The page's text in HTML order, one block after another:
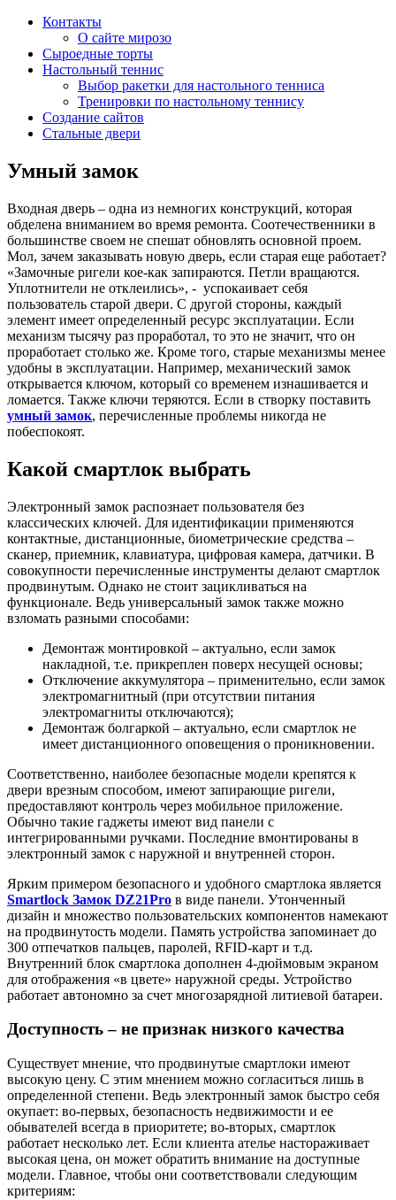
Контакты
О сайте мирозо
Сыроедные торты
Настольный теннис
Выбор ракетки для настольного тенниса
Тренировки по настольному теннису
Создание сайтов
Стальные двери
Умный замок
Входная дверь – одна из немногих конструкций, которая
обделена вниманием во время ремонта. Соотечественники в
большинстве своем не спешат обновлять основной проем.
Мол, зачем заказывать новую дверь, если старая еще работает?
«Замочные ригели кое-как запираются. Петли вращаются.
Уплотнители не отклеились», - успокаивает себя
пользователь старой двери. С другой стороны, каждый
элемент имеет определенный ресурс эксплуатации. Если
механизм тысячу раз проработал, то это не значит, что он
проработает столько же. Кроме того, старые механизмы менее
удобны в эксплуатации. Например, механический замок
открывается ключом, который со временем изнашивается и
ломается. Также ключи теряются. Если в створку поставить
умный замок, перечисленные проблемы никогда не
побеспокоят.
Какой смартлок выбрать
Электронный замок распознает пользователя без
классических ключей. Для идентификации применяются
контактные, дистанционные, биометрические средства –
сканер, приемник, клавиатура, цифровая камера, датчики. В
совокупности перечисленные инструменты делают смартлок
продвинутым. Однако не стоит зацикливаться на
функционале. Ведь универсальный замок также можно
взломать разными способами:
Демонтаж монтировкой – актуально, если замок
накладной, т.е. прикреплен поверх несущей основы;
Отключение аккумулятора – применительно, если замок
электромагнитный (при отсутствии питания
электромагниты отключаются);
Демонтаж болгаркой – актуально, если смартлок не
имеет дистанционного оповещения о проникновении.
Соответственно, наиболее безопасные модели крепятся к
двери врезным способом, имеют запирающие ригели,
предоставляют контроль через мобильное приложение.
Обычно такие гаджеты имеют вид панели с
интегрированными ручками. Последние вмонтированы в
электронный замок с наружной и внутренней сторон.
Ярким примером безопасного и удобного смартлока является
Smartlock Замок DZ21Pro в виде панели. Утонченный
дизайн и множество пользовательских компонентов намекают
на продвинутость модели. Память устройства запоминает до
300 отпечатков пальцев, паролей, RFID-карт и т.д.
Внутренний блок смартлока дополнен 4-дюймовым экраном
для отображения «в цвете» наружной среды. Устройство
работает автономно за счет многозарядной литиевой батареи.
Доступность – не признак низкого качества
Существует мнение, что продвинутые смартлоки имеют
высокую цену. С этим мнением можно согласиться лишь в
определенной степени. Ведь электронный замок быстро себя
окупает: во-первых, безопасность недвижимости и ее
обывателей всегда в приоритете; во-вторых, смартлок
работает несколько лет. Если клиента ателье настораживает
высокая цена, он может обратить внимание на доступные
модели. Главное, чтобы они соответствовали следующим
критериям: